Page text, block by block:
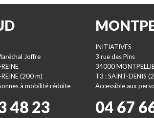
Joffre
(200 m)
à mobilité réduite
48 23
INITIATIVES
3 rue des Pins
34000
T3 : SAINT-DENIS
Accessible aux
04 67